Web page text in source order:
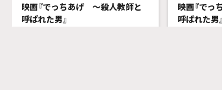
映画『でっちあげ ～殺人教師と
呼ばれた男』
映画『で
呼ばれた男』